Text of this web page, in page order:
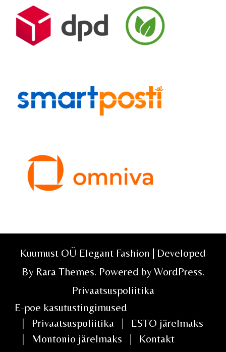
Kuumust OÜ Elegant Fashion | Developed
By Rara Themes. Powered by WordPress.
Privaatsuspoliitika
E-poe kasutustingimused
Privaatsuspoliitika
ESTO järelmaks
Montonio järelmaks
Kontakt